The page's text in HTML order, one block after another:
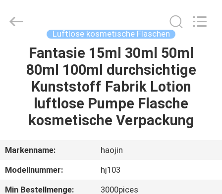
HAUS
PRODUKTE
ÜBER
FABRIK-
Plastic
Luftlose kosmetische Flaschen
Fantasie 15ml 30ml 50ml
80ml 100ml durchsichtige
Kunststoff Fabrik Lotion
luftlose Pumpe Flasche
kosmetische Verpackung
Markenname:
haojin
Modellnummer:
hj103
Min Bestellmenge:
3000pices